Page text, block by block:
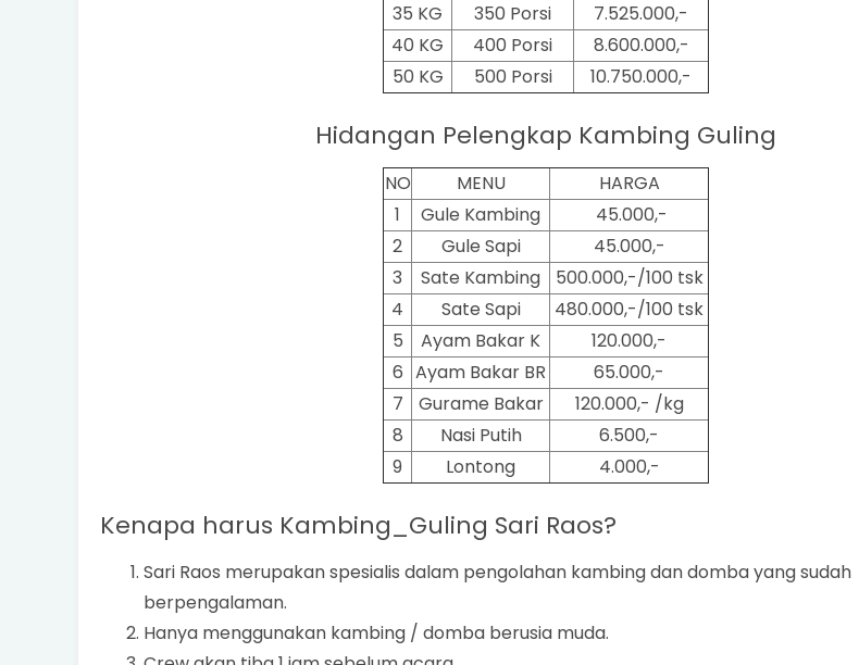
35 KG
350 Porsi
7.525.000,-
40 KG
400 Porsi
8.600.000,-
50 KG
500 Porsi 10.750.000,-
Hidangan Pelengkap Kambing Guling
NO MENU
HARGA
1
Gule Kambing
45.000,-
2
Gule Sapi
45.000,-
3
Sate Kambing
500.000,-/100 tsk
4
Sate Sapi
480.000,-/100 tsk
5
Ayam Bakar K
120.000,-
6 Ayam Bakar BR
65.000,-
7
Gurame Bakar
120.000,- /kg
8
Nasi Putih
6.500,-
9
Lontong 4.000,-
Kenapa harus Kambing_Guling Sari Raos?
Sari Raos merupakan spesialis dalam pengolahan kambing dan domba yang sudah
berpengalaman.
Hanya menggunakan kambing / domba berusia muda.